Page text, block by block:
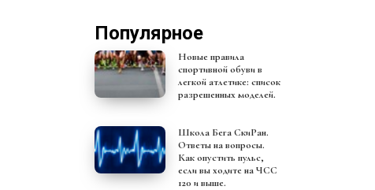
Популярное
Новые правила
спортивной обуви в
легкой атлетике: список
разрешенных моделей.
Школа Бега СкиРан.
Ответы на вопросы.
Как опустить пульс,
если вы ходите на ЧСС
120 и выше.